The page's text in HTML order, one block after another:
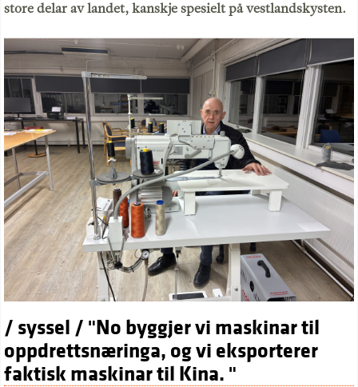
store delar av landet, kanskje spesielt på vestlandskysten.
/ syssel / "No byggjer vi maskinar til
oppdrettsnæringa, og vi eksporterer
faktisk maskinar til Kina. "